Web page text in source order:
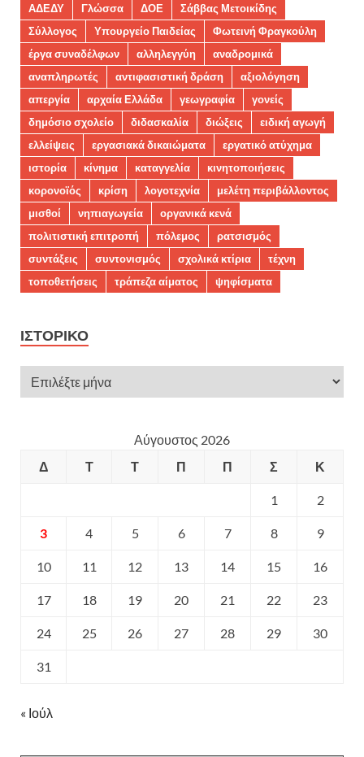
ΑΔΕΔΥ Γλώσσα ΔΟΕ
Σάββας Μετοικίδης
Σύλλογος
Υπουργείο Παιδείας
Φωτεινή Φραγκούλη
έργα συναδέλφων
αλληλεγγύη
αναδρομικά
αναπληρωτές
αντιφασιστική δράση
αξιολόγηση
απεργία
αρχαία Ελλάδα γεωγραφία
γονείς
δημόσιο σχολείο
διδασκαλία διώξεις
ειδική αγωγή
ελλείψεις
εργασιακά δικαιώματα
εργατικό ατύχημα
ιστορία
κίνημα καταγγελία
κινητοποιήσεις
κορονοϊός
κρίση λογοτεχνία
μελέτη περιβάλλοντος
μισθοί
νηπιαγωγεία
οργανικά κενά
πολιτιστική επιτροπή
πόλεμος
ρατσισμός
συντάξεις
συντονισμός σχολικά κτίρια
τέχνη
τοποθετήσεις
τράπεζα αίματος ψηφίσματα
ΙΣΤΟΡΙΚΌ
Αύγουστος 2026
Δ
Τ Τ Π Π Σ Κ
1 2
3 4 5 6 7 8 9
10 11 12 13 14 15 16
17 18 19 20 21 22 23
24 25 26 27 28 29 30
31
« Ιούλ